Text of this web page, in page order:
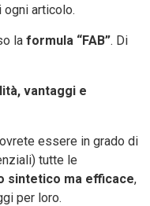
articolo.
la formula “FAB”. Di
vantaggi e
essere in grado di
tutte le
sintetico ma efficace,
per loro.